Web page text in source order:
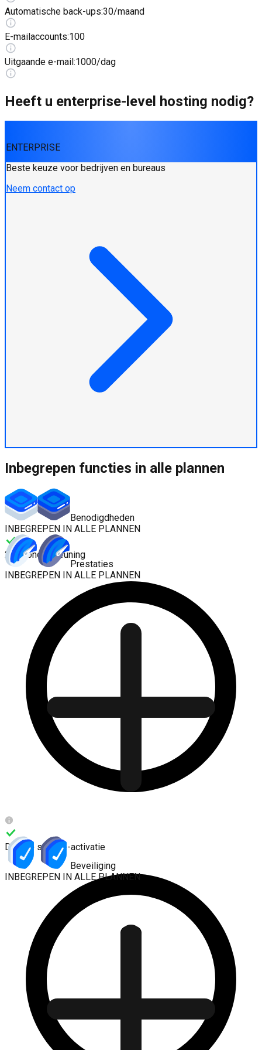
Automatische back-ups:30/maand
E-mailaccounts:100
Uitgaande e-mail:1000/dag
Heeft u enterprise-level hosting nodig?
ENTERPRISE
Beste keuze voor bedrijven en bureaus
Neem contact op
Inbegrepen functies in alle plannen
Benodigdheden
INBEGREPEN IN ALLE PLANNEN
24/7 ondersteuning
Directe service-activatie
Prestaties
INBEGREPEN IN ALLE PLANNEN
Anycast DNS
Beveiliging
INBEGREPEN IN ALLE PLANNEN